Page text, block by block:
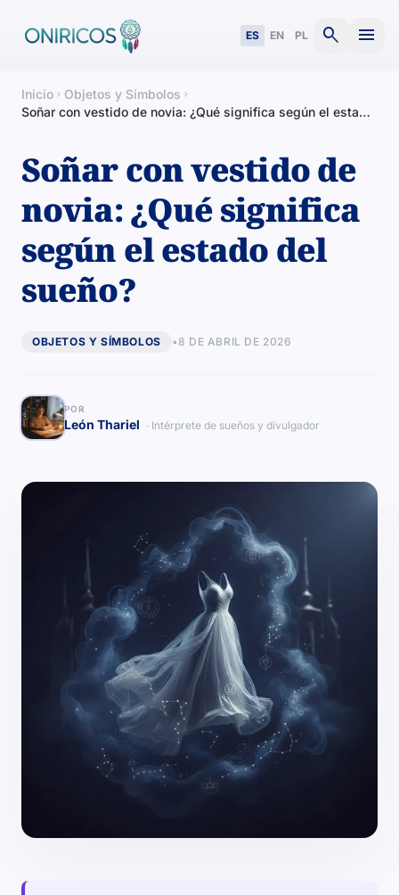
ES EN PL search menu
Inicio chevron_right Objetos y Símbolos chevron_right
Soñar con vestido de novia: ¿Qué significa según el estado
Soñar con vestido de
novia: ¿Qué significa
según el estado del
sueño?
OBJETOS Y SÍMBOLOS •8 DE ABRIL DE 2026
POR
León Thariel · Intérprete de sueños y divulgador